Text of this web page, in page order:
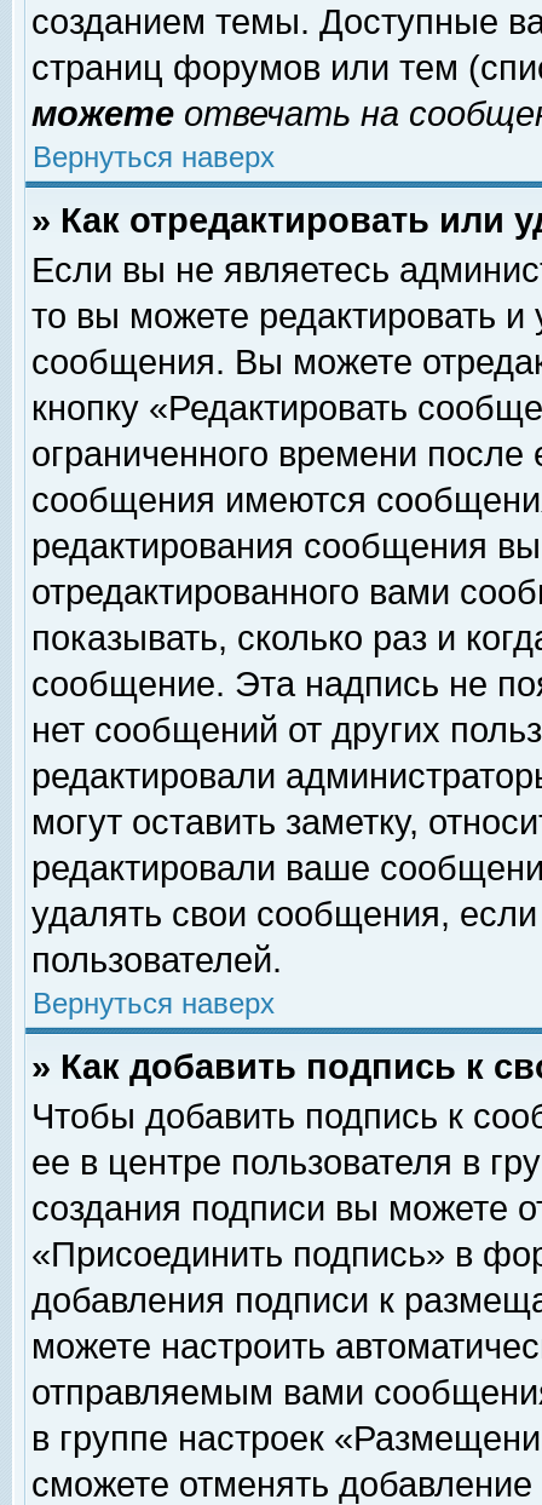
созданием темы. Доступные
страниц форумов или тем
можете отвечать на
Вернуться наверх
» Как отредактировать или
Если вы не являетесь
то вы можете редактировать и
сообщения. Вы можете
кнопку «Редактировать
ограниченного времени
сообщения имеются
редактирования сообщения
отредактированного вами
показывать, сколько раз и
сообщение. Эта надпись не
нет сообщений от других
редактировали
могут оставить заметку,
редактировали ваше
удалять свои сообщения,
пользователей.
Вернуться наверх
» Как добавить подпись к
Чтобы добавить подпись к
ее в центре пользователя в
создания подписи вы можете
«Присоединить подпись» в
добавления подписи к
можете настроить
отправляемым вами
в группе настроек
сможете отменять